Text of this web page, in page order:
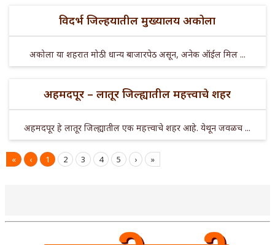
विदर्भ जिल्हयातील मुख्यालय अकोला
अकोला या शहरात मोठी धान्य बाजारपेठ असून, अनेक ऑईल मिल ...
अहमदपूर – लातूर जिल्ह्यातील महत्त्वाचे शहर
अहमदपूर हे लातूर जिल्ह्यातील एक महत्त्वाचे शहर आहे. येथून जवळच ...
« ‹ 1 2 3 4 5 › »